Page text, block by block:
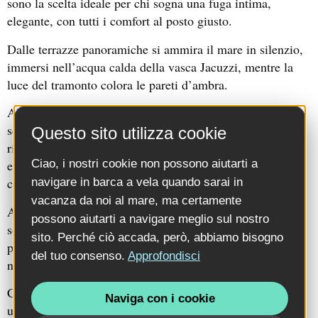
Questo sito utilizza cookie
Ciao, i nostri cookie non possono aiutarti a
navigare in barca a vela quando sarai in
vacanza da noi al mare, ma certamente
possono aiutarti a navigare meglio sul nostro
sito. Perché ciò accada, però, abbiamo bisogno
del tuo consenso. Approfondisci
Naviga con i cookie
elegante, con tutti i comfort al posto giusto.
Dalle terrazze panoramiche si ammira il mare in silenzio,
immersi nell’acqua calda della vasca Jacuzzi, mentre la
luce del tramonto colora le pareti d’ambra.
All’interno, ambienti ampi e luminosi, divisi in due spazi
separati per garantire il massimo della privacy. I bagni —
rifiniti con cementine tipiche salentine — alternano vasca
e doccia, in un perfetto equilibrio tra tradizione e design
contemporaneo.
Anche le
Superior e le Suite classiche offrono terrazze
solarium riservate, lettini, gazebo e ingressi indipendenti,
per chi ama l’idea di una casa privata immersa nella
natura, ma con il comfort di un hotel di alto livello.
Che si scelga una colazione lenta all’ombra degli ulivi o
una tisana serale con le cicale di sottofondo, ogni suite è